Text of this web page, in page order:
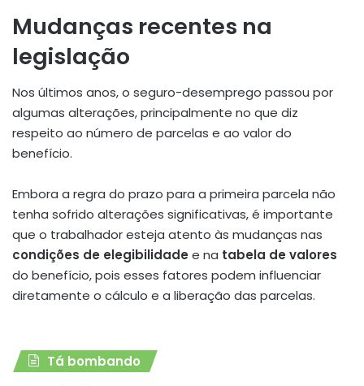
Mudanças recentes na
legislação
Nos últimos anos, o seguro-desemprego passou por
algumas alterações, principalmente no que diz
respeito ao número de parcelas e ao valor do
benefício.
Embora a regra do prazo para a primeira parcela não
tenha sofrido alterações significativas, é importante
que o trabalhador esteja atento às mudanças nas
condições de elegibilidade e na tabela de valores
do benefício, pois esses fatores podem influenciar
diretamente o cálculo e a liberação das parcelas.
Tá bombando